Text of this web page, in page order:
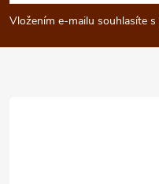
p
a
Vložením e-mailu souhlasíte s